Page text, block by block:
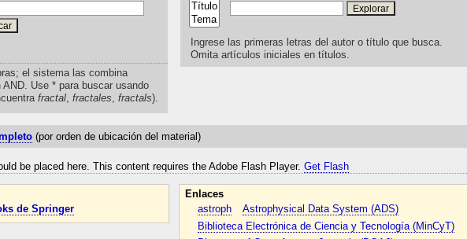
el sistema las combina
Use * para buscar usando
fractal, fractales, fractals).
Ingrese las primeras letras del autor o título que busca.
Omita artículos iniciales en títulos.
(por orden de ubicación del material)
be placed here. This content requires the Adobe Flash Player. Get Flash
de Springer
Enlaces
astroph
Astrophysical Data System (ADS)
Biblioteca Electrónica de Ciencia y Tecnología (MinCyT)